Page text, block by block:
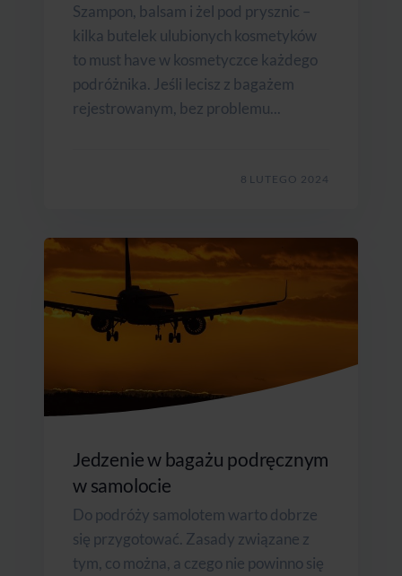
Szampon, balsam i żel pod prysznic –
kilka butelek ulubionych kosmetyków
to must have w kosmetyczce każdego
podróżnika. Jeśli lecisz z bagażem
rejestrowanym, bez problemu...
8 LUTEGO 2024
Jedzenie w bagażu podręcznym
w samolocie
Do podróży samolotem warto dobrze
się przygotować. Zasady związane z
tym, co można, a czego nie powinno się